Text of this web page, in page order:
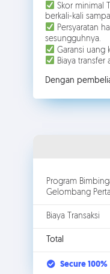
Skor minimal
berkali-kali
Persyaratan
sesungguhnya.
Garansi uang
Biaya
Dengan
Program
Gelombang
Biaya Transaksi
Total
Secure 100%